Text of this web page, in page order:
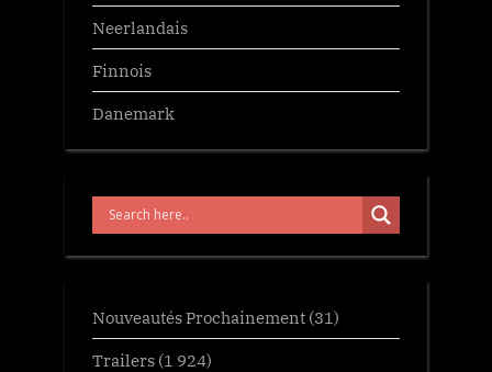
Neerlandais
Finnois
Danemark
Nouveautés Prochainement (31)
Trailers (1 924)